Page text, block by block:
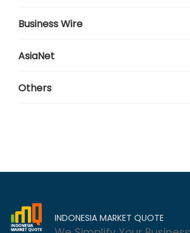
Business Wire
AsiaNet
Others
INDONESIA MARKET QUOTE